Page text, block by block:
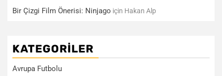
Bir Çizgi Film Önerisi: Ninjago için Hakan Alp
KATEGORILER
Avrupa Futbolu